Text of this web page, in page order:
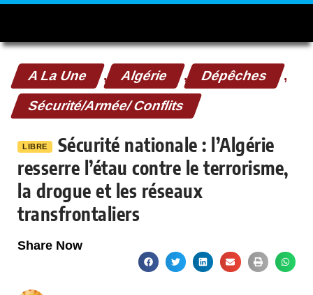
A La Une , Algérie , Dépêches ,
Sécurité/Armée/ Conflits
LIBRE
Sécurité nationale : l’Algérie
resserre l’étau contre le terrorisme,
la drogue et les réseaux
transfrontaliers
Share Now